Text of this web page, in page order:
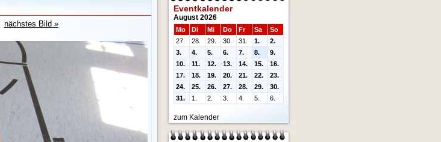
Eventkalender
August 2026
Mo Di Mi Do Fr Sa
So
27.
28. 29. 30. 31. 1.
2.
3.
4. 5. 6. 7. 8.
9.
10.
11. 12. 13. 14. 15.
16.
17.
18. 19. 20. 21. 22.
23.
24.
25. 26. 27. 28. 29.
30.
31.
1. 2. 3. 4. 5. 6.
zum Kalender
nächstes Bild »